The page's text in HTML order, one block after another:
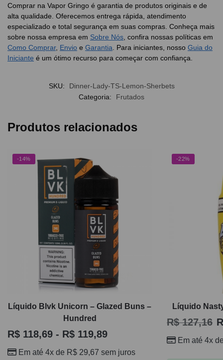
Comprar na Vapor Gringo é garantia de produtos originais e de
alta qualidade. Oferecemos entrega rápida, atendimento
especializado e total segurança em suas compras. Conheça mais
sobre nossa empresa em Sobre Nós , confira nossas políticas em
Como Comprar, Envio e Garantia . Para iniciantes, nosso Guia do
Iniciante é um ótimo recurso para começar com confiança.
SKU:
Dinner-Lady-TS-Lemon-Sherbets
Categoria:
Frutados
Produtos relacionados
-14%
Líquido Blvk Unicorn – Glazed Buns –
Hundred
R$ 118,69 - R$ 119,89
Em até 4x de R$ 29,67 sem juros
-22%
Líquido
R$127,16
Em até 4x